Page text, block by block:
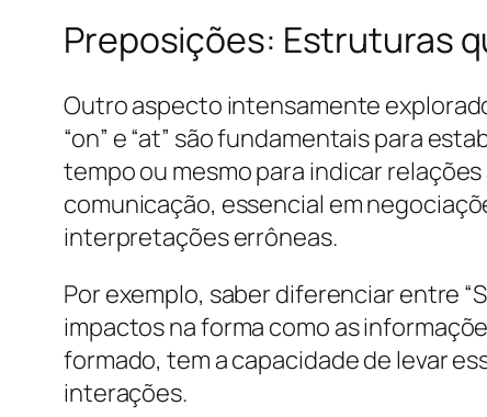
Preposições: Estruturas
Outro aspecto intensamente
“on” e “at” são fundamentais para
tempo ou mesmo para indicar
comunicação, essencial em
interpretações errôneas.
Por exemplo, saber diferenciar entre
impactos na forma como as
formado, tem a capacidade de levar
interações.